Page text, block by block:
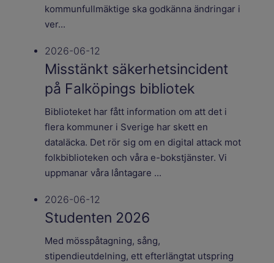
kommunfullmäktige ska godkänna ändringar i
ver...
2026-06-12
Misstänkt säkerhetsincident
på Falköpings bibliotek
Biblioteket har fått information om att det i
flera kommuner i Sverige har skett en
dataläcka. Det rör sig om en digital attack mot
folkbiblioteken och våra e-bokstjänster. Vi
uppmanar våra låntagare ...
2026-06-12
Studenten 2026
Med mösspåtagning, sång,
stipendieutdelning, ett efterlängtat utspring